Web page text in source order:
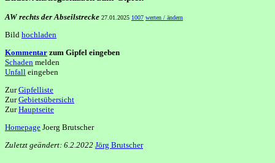
AW rechts der Abseilstrecke 27.01.2025 1007 werten / ändern
Bild hochladen
Kommentar zum Gipfel eingeben
Schaden melden
Unfall eingeben
ZurGipfelliste
ZurGebietsübersicht
ZurHauptseite
Homepage Joerg Brutscher
Zuletzt geändert: 6.2.2022 Jörg Brutscher